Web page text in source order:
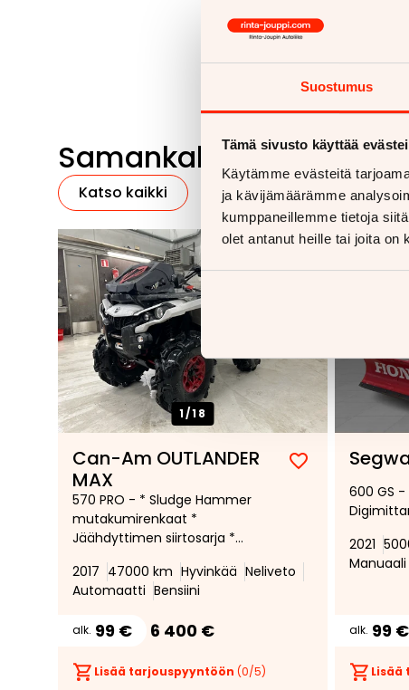
Suostumus
Tämä sivusto käyttää
Käytämme evästeitä
ja kävijämäärämme
kumppaneillemme tietoja
olet antanut heille tai joita on
Samankaltaisia
Katso kaikki
1/18
Can-Am OUTLANDER
MAX
Lisää
suosikiksi
Poista
suosikeista
570 PRO - * Sludge Hammer
mutakumirenkaat *
Jäähdyttimen siirtosarja *
selkänojalla ja käsipidikkeillä
*vinssi *
2017 47000 km Hyvinkää Neliveto
Automaatti Bensiini
alk. 99 € 6 400 €
Lisää tarjouspyyntöön (0/5)
600 GS -
2021
Manuaali
alk. 99 €
Lisää